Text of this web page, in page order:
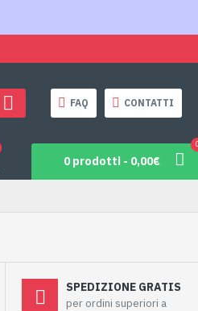
FAQ CONTATTI
0 prodotti - 0,00€
SPEDIZIONE GRATIS
per ordini superiori a